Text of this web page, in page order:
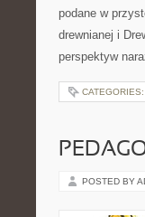
podane w
drewnianej i
perspektyw
CATEGORIES:
POSTED BY